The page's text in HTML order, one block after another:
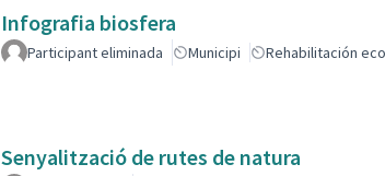
Infografia biosfera
Participant eliminada Municipi Rehabilitación
Senyalització de rutes de natura